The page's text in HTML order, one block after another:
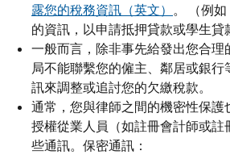
露您的稅務資訊（英文） 。 （例
的資訊，以申請抵押貸款或學生貸
一般而言，除非事先給發出您合理
局不能聯繫您的僱主、鄰居或銀行
訊來調整或追討您的欠繳稅款。
通常，您與律師之間的機密性保護
授權從業人員（如註冊會計師或註
些通訊。保密通訊：